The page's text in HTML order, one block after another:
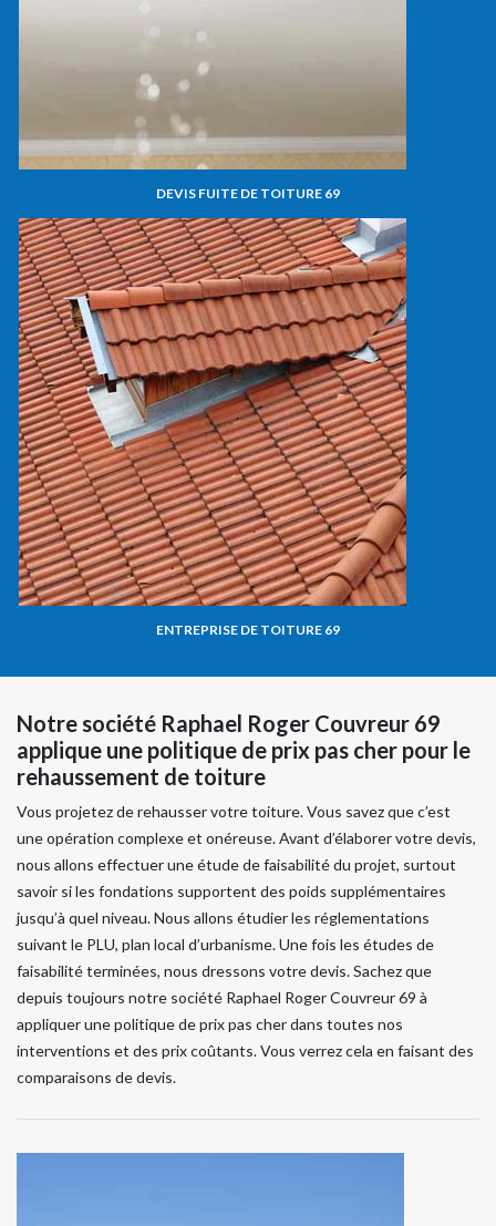
DEVIS FUITE DE TOITURE 69
ENTREPRISE DE TOITURE 69
Notre société Raphael Roger Couvreur 69
applique une politique de prix pas cher pour le
rehaussement de toiture
Vous projetez de rehausser votre toiture. Vous savez que c’est
une opération complexe et onéreuse. Avant d’élaborer votre devis,
nous allons effectuer une étude de faisabilité du projet, surtout
savoir si les fondations supportent des poids supplémentaires
jusqu’à quel niveau. Nous allons étudier les réglementations
suivant le PLU, plan local d’urbanisme. Une fois les études de
faisabilité terminées, nous dressons votre devis. Sachez que
depuis toujours notre société Raphael Roger Couvreur 69 à
appliquer une politique de prix pas cher dans toutes nos
interventions et des prix coûtants. Vous verrez cela en faisant des
comparaisons de devis.